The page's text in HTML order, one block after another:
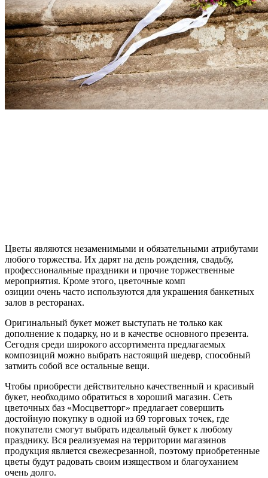
Цветы являются незаменимыми и обязательными атрибутами
любого торжества. Их дарят на день рождения, свадьбу,
профессиональные праздники и прочие торжественные
мероприятия. Кроме этого, цветочные комп
озиции очень часто используются для украшения банкетных
залов в ресторанах.
Оригинальный букет может выступать не только как
дополнение к подарку, но и в качестве основного презента.
Сегодня среди широкого ассортимента предлагаемых
композиций можно выбрать настоящий шедевр, способный
затмить собой все остальные вещи.
Чтобы приобрести действительно качественный и красивый
букет, необходимо обратиться в хороший магазин. Сеть
цветочных баз «Мосцветторг» предлагает совершить
достойную покупку в одной из 69 торговых точек, где
покупатели смогут выбрать идеальный букет к любому
празднику. Вся реализуемая на территории магазинов
продукция является свежесрезанной, поэтому приобретенные
цветы будут радовать своим изяществом и благоуханием
очень долго.